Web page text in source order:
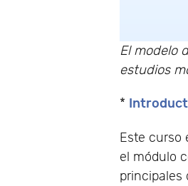
El modelo
estudios
*
Este curso
el módulo
principales